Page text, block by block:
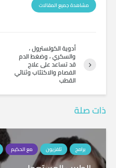
مشاهدة جميع المقالات
أدوية الكولسترول ،
والسكري ، وضغط الدم
قد تساعد على علاج
الفصام والاكتئاب وثنائي
القطب
ذات صلة
برامج تلفزيون مع الحكيم